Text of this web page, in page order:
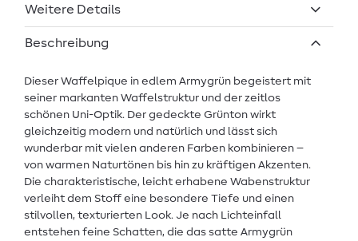
Weitere Details
Beschreibung
Dieser Waffelpique in edlem Armygrün begeistert mit
seiner markanten Waffelstruktur und der zeitlos
schönen Uni-Optik. Der gedeckte Grünton wirkt
gleichzeitig modern und natürlich und lässt sich
wunderbar mit vielen anderen Farben kombinieren –
von warmen Naturtönen bis hin zu kräftigen Akzenten.
Die charakteristische, leicht erhabene Wabenstruktur
verleiht dem Stoff eine besondere Tiefe und einen
stilvollen, texturierten Look. Je nach Lichteinfall
entstehen feine Schatten, die das satte Armygrün